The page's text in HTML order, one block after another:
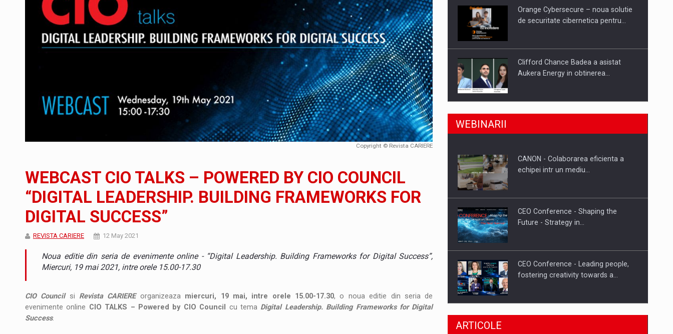
INTERVIURI CU BATERIILE PERMANENT INCARCATE
INTERVIURI PUTTING ROMANIAN CORPORATE COMPANIES ON THE INTERNATIONAL BUSINESS SCENE
INTERVIURI OUR EDGE WILL COME FROM BEING THE MOST DIGITALIZED WHOLESALER IN ROMANIA
STIRI Hard Enduro Piatra Craiului 2026, fueled by benzinariile RO concept OSCAR – peste 500 de participanti
Fondul de investitii BoldMind si echipa de management a Pall-Ex, liderul pietei de transport paletizat din Romania, preiau compania intr-o tranzactie de peste 25…
STIRI RANGE ROVER DEZVALUIE AL CINCILEA MEMBRU AL FAMILIEI: RANGE ROVER GT
STIRI JAECOO 5 SHS-H a ajuns in Romania
ARTICOLE Proteinmaxxing and the Future of Protein Demand
Copyright © Revista CARIERE
WEBCAST CIO TALKS – POWERED BY CIO COUNCIL
“DIGITAL LEADERSHIP. BUILDING FRAMEWORKS FOR
DIGITAL SUCCESS”
REVISTA CARIERE 12 May 2021
Noua editie din seria de evenimente online - “Digital Leadership. Building Frameworks for Digital Success”,
Miercuri, 19 mai 2021, intre orele 15.00-17.30
CIO Councilsi Revista CARIEREorganizeaza miercuri, 19 mai, intre orele 15.00-17.30, o noua editie din seria de
evenimente online CIO TALKS – Powered by CIO Council cu tema Digital Leadership. Building Frameworks for Digital
Success.
Orange Cybersecure – noua solutie
de securitate cibernetica pentru…
Clifford Chance Badea a asistat
Aukera Energy in obtinerea…
SAPTE PERSONALITATI DIN MEDIUL
Hard Enduro Piatra Craiului 2026,
WEBINARII
CANON - Colaborarea eficienta a
echipei intr un mediu…
CEO Conference - Shaping the
Future - Strategy in…
CEO Conference - Leading people,
fostering creativity towards a…
CEO Conference - Shaping The
ARTICOLE